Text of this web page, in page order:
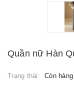
Quần nữ Hàn
Trạng thái: Còn hàng